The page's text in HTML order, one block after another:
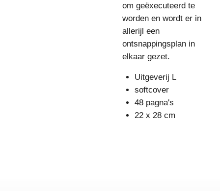
om geëxecuteerd te
worden en wordt er in
allerijl een
ontsnappingsplan in
elkaar gezet.
Uitgeverij L
softcover
48 pagna's
22 x 28 cm